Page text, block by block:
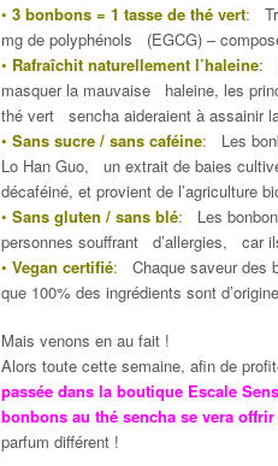
• 3 bonbons = 1 tasse de thé vert:
mg de polyphénols (EGCG) –
• Rafraîchit naturellement l’haleine:
masquer la mauvaise haleine, les
thé vert sencha aideraient à assainir
• Sans sucre / sans caféine: Les
Lo Han Guo, un extrait de baies
décaféiné, et provient de l’agriculture
• Sans gluten / sans blé: Les
personnes souffrant d’allergies, car
• Vegan certifié: Chaque saveur des
que 100% des ingrédients sont
Mais venons en au fait !
Alors toute cette semaine, afin de
passée dans la boutique Escale
bonbons au thé sencha se vera
parfum différent !